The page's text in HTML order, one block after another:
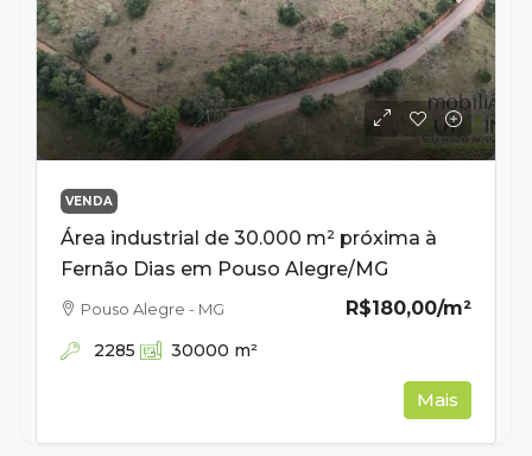
VENDA
Área industrial de 30.000 m² próxima à
Fernão Dias em Pouso Alegre/MG
R$180,00/m²
Pouso Alegre - MG
2285 30000 m²
Mais